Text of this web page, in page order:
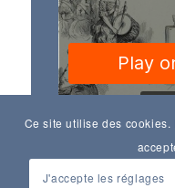
Ce site utilise des
J'accepte les réglages